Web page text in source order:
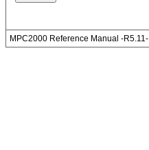
MPC2000 Reference Manual -R5.11-